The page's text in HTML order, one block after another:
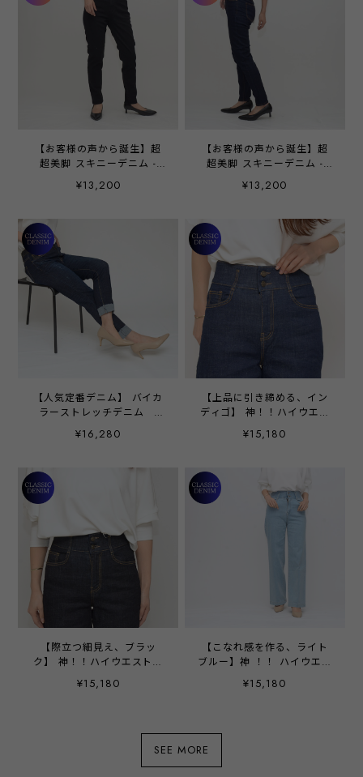
【お客様の声から誕生】超
超美脚 スキニーデニム -
¥13,200
【お客様の声から誕生】超
超美脚 スキニーデニム -
¥13,200
【人気定番デニム】 バイカ
ラーストレッチデニム -
2849 -
¥16,280
【上品に引き締める、イン
ディゴ】 神！！ハイウエス
トセミワイドデニム ‐
LERK-23111 ‐
¥15,180
【際立つ細見え、ブラッ
ク】 神！！ハイウエストセ
ミワイドデニム - LERK-
23111 -
¥15,180
【こなれ感を作る、ライト
ブルー】神 ！！ ハイウエス
トセミワイドデニム -
LERK-23111C -
¥15,180
SEE MORE